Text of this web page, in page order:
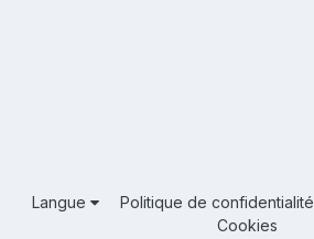
Langue Politique de confidentialité
Cookies